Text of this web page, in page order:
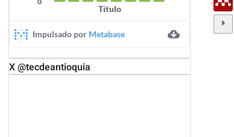
X
X @tecdeantioquia